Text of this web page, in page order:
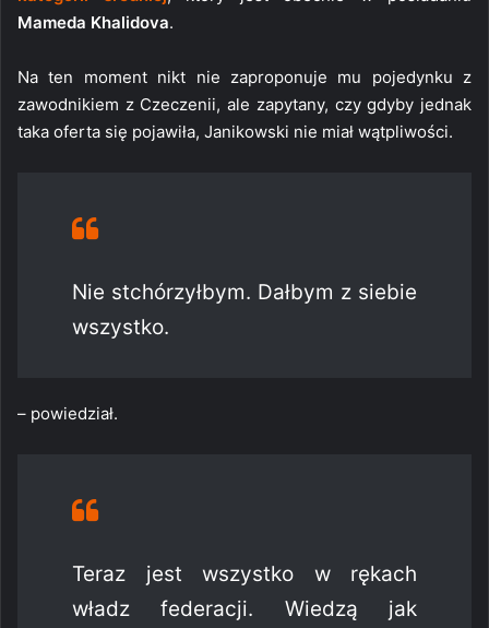
Mameda Khalidova.
Na ten moment nikt nie zaproponuje mu pojedynku z
zawodnikiem z Czeczenii, ale zapytany, czy gdyby jednak
taka oferta się pojawiła, Janikowski nie miał wątpliwości.
Nie stchórzyłbym. Dałbym z siebie
wszystko.
– powiedział.
Teraz jest wszystko w rękach
władz federacji. Wiedzą jak